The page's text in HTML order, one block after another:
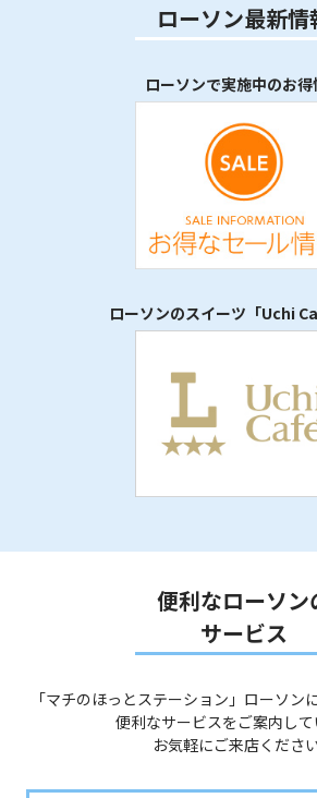
ローソン最新情
ローソンで実施中のお得
ローソンのスイーツ「Uchi
便利なローソン
サービス
「マチのほっとステーション」ローソン
便利なサービスをご案内して
お気軽にご来店ください